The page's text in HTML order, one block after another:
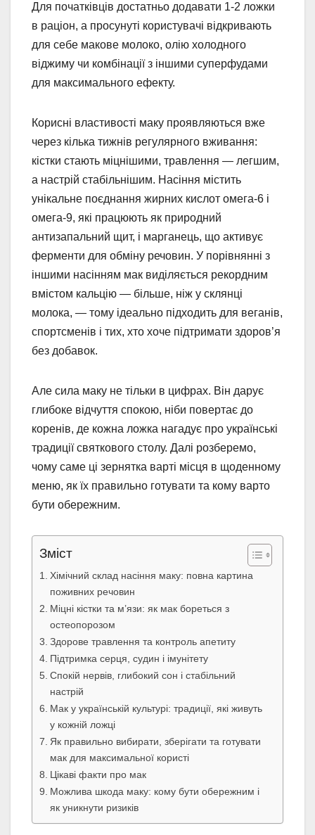
Для початківців достатньо додавати 1-2 ложки
в раціон, а просунуті користувачі відкривають
для себе макове молоко, олію холодного
віджиму чи комбінації з іншими суперфудами
для максимального ефекту.
Корисні властивості маку проявляються вже
через кілька тижнів регулярного вживання:
кістки стають міцнішими, травлення — легшим,
а настрій стабільнішим. Насіння містить
унікальне поєднання жирних кислот омега-6 і
омега-9, які працюють як природний
антизапальний щит, і марганець, що активує
ферменти для обміну речовин. У порівнянні з
іншими насінням мак виділяється рекордним
вмістом кальцію — більше, ніж у склянці
молока, — тому ідеально підходить для веганів,
спортсменів і тих, хто хоче підтримати здоров’я
без добавок.
Але сила маку не тільки в цифрах. Він дарує
глибоке відчуття спокою, ніби повертає до
коренів, де кожна ложка нагадує про українські
традиції святкового столу. Далі розберемо,
чому саме ці зернятка варті місця в щоденному
меню, як їх правильно готувати та кому варто
бути обережним.
Зміст
Хімічний склад насіння маку: повна картина
поживних речовин
Міцні кістки та м’язи: як мак бореться з
остеопорозом
Здорове травлення та контроль апетиту
Підтримка серця, судин і імунітету
Спокій нервів, глибокий сон і стабільний
настрій
Мак у українській культурі: традиції, які живуть
у кожній ложці
Як правильно вибирати, зберігати та готувати
мак для максимальної користі
Цікаві факти про мак
Можлива шкода маку: кому бути обережним і
як уникнути ризиків